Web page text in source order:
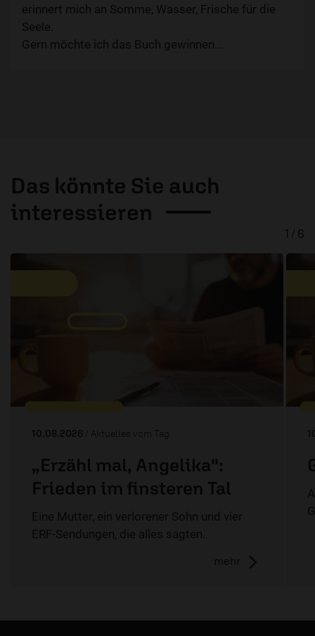
erinnert mich an Somme, Wasser, Frische für die
Seele.
Gern möchte ich das Buch gewinnen...
Das könnte Sie auch
interessieren
10.08.2026 / Aktuelles vom Tag
„Erzähl mal, Angelika":
Frieden im finsteren Tal
Eine Mutter, ein verlorener Sohn und vier
ERF-Sendungen, die alles sagten.
mehr
1 / 6